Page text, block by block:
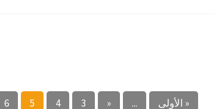
« الأولى ...
«
3
4
5
6